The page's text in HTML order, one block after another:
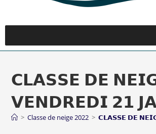
𝗖𝗟𝗔𝗦𝗦𝗘 𝗗𝗘
𝗩𝗘𝗡𝗗𝗥𝗘𝗗𝗜 𝟮𝟭
> Classe de neige 2022 > 𝗖𝗟𝗔𝗦𝗦𝗘 𝗗𝗘